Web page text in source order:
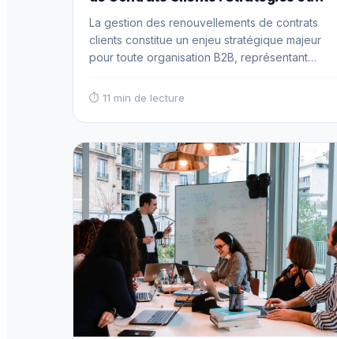
Meilleures Pratiques
La gestion des renouvellements de contrats
clients constitue un enjeu stratégique majeur
pour toute organisation B2B, représentant
récurrents et une opportunité de croissance
existants. Cette phase critique du cycle de vie
contractuel exige une attention managériale
soutenue et des processus rigoureusement
structurés pour… Read more
⏱ 11 min de lecture